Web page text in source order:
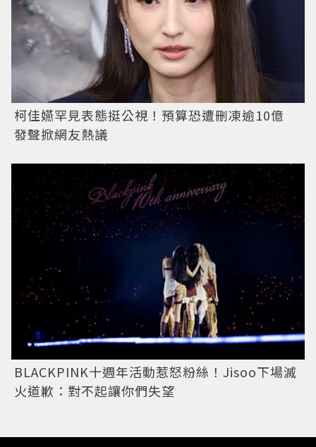
柯佳嬿罕見表態挺公視！預算恐遭刪凍逾10億
發聲掀網友熱議
BLACKPINK十週年活動惹怒粉絲！Jisoo下場滅
火道歉：對不起讓你們失望